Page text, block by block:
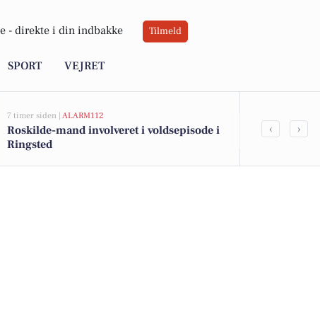
- direkte i din indbakke Tilmeld
SPORT VEJRET
7 timer siden | ALARM112
Roskilde-mand involveret i voldsepisode i
Ringsted
Bliv
‹ ›